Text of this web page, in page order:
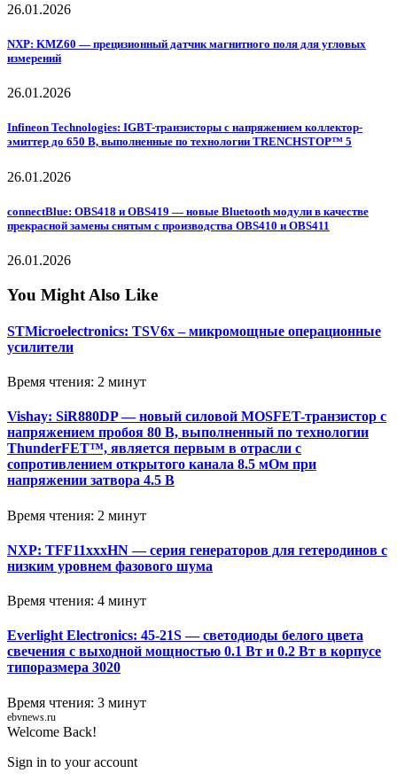
26.01.2026
NXP: KMZ60 — прецизионный датчик магнитного поля для угловых
измерений
26.01.2026
Infineon Technologies: IGBT-транзисторы с напряжением коллектор-
эмиттер до 650 В, выполненные по технологии TRENCHSTOP™ 5
26.01.2026
connectBlue: OBS418 и OBS419 — новые Bluetooth модули в качестве
прекрасной замены снятым с производства OBS410 и OBS411
26.01.2026
You Might Also Like
STMicroelectronics: TSV6x – микромощные операционные
усилители
Время чтения: 2 минут
Vishay: SiR880DP — новый силовой MOSFET-транзистор с
напряжением пробоя 80 В, выполненный по технологии
ThunderFET™, является первым в отрасли с
сопротивлением открытого канала 8.5 мОм при
напряжении затвора 4.5 В
Время чтения: 2 минут
NXP: TFF11xxxHN — серия генераторов для гетеродинов с
низким уровнем фазового шума
Время чтения: 4 минут
Everlight Electronics: 45-21S — светодиоды белого цвета
свечения с выходной мощностью 0.1 Вт и 0.2 Вт в корпусе
типоразмера 3020
Время чтения: 3 минут
ebvnews.ru
Welcome Back!
Sign in to your account